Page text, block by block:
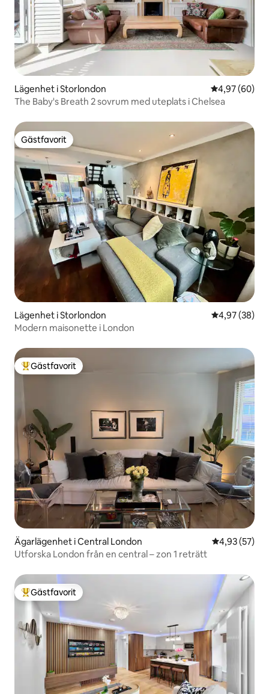
Lägenhet i Storlondon 4,97 av 5 i
4,97 (60)
The Baby's Breath 2 sovrum med uteplats i Chelsea
Gästfavorit
Gästfavorit
Lägenhet i Storlondon 4,97 av 5 i
4,97 (38)
Modern maisonette i London
Populär gästfavorit
Gästfavorit
Ägarlägenhet i Central London 4,93 av 5 i
4,93 (57)
Utforska London från en central – zon 1 reträtt
Populär gästfavorit
Gästfavorit